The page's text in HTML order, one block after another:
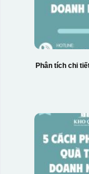
Phân tích chi